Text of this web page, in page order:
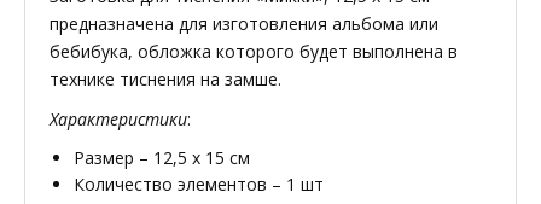
предназначена для изготовления альбома или
бебибука, обложка которого будет выполнена в
технике тиснения на замше.
Характеристики:
Размер – 12,5 х 15 см
Количество элементов – 1 шт